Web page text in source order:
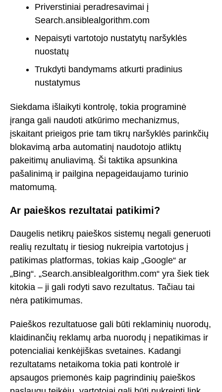
Priverstiniai peradresavimai į
Search.ansiblealgorithm.com
Nepaisyti vartotojo nustatytų naršyklės
nuostatų
Trukdyti bandymams atkurti pradinius
nustatymus
Siekdama išlaikyti kontrolę, tokia programinė
įranga gali naudoti atkūrimo mechanizmus,
įskaitant prieigos prie tam tikrų naršyklės parinkčių
blokavimą arba automatinį naudotojo atliktų
pakeitimų anuliavimą. Ši taktika apsunkina
pašalinimą ir pailgina nepageidaujamo turinio
matomumą.
Ar paieškos rezultatai patikimi?
Daugelis netikrų paieškos sistemų negali generuoti
realių rezultatų ir tiesiog nukreipia vartotojus į
patikimas platformas, tokias kaip „Google“ ar
„Bing“. „Search.ansiblealgorithm.com“ yra šiek tiek
kitokia – ji gali rodyti savo rezultatus. Tačiau tai
nėra patikimumas.
Paieškos rezultatuose gali būti reklaminių nuorodų,
klaidinančių reklamų arba nuorodų į nepatikimas ir
potencialiai kenkėjiškas svetaines. Kadangi
rezultatams netaikoma tokia pati kontrolė ir
apsaugos priemonės kaip pagrindinių paieškos